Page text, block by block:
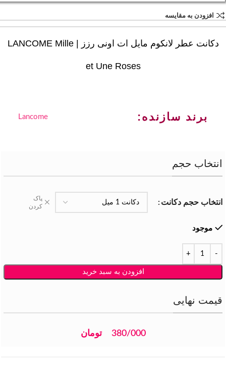
افزودن به مقایسه
دکانت عطر لانکوم مایل ات اونی رزز | LANCOME Mille
et Une Roses
برند سازنده: Lancome
انتخاب حجم
انتخاب حجم دکانت
پاک
کردن
موجود
افزودن به سبد خرید
قیمت نهایی
380/000 تومان